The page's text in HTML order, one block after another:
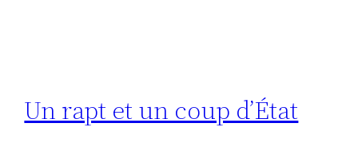
Un rapt et un coup d’État